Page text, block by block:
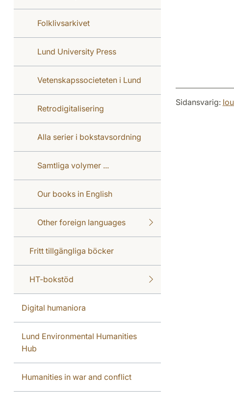
Folklivsarkivet
Lund University Press
Vetenskapssocieteten i Lund
Retrodigitalisering
Alla serier i bokstavsordning
Samtliga volymer ...
Our books in English
Other foreign languages
Fritt tillgängliga böcker
HT-bokstöd
Digital humaniora
Lund Environmental Humanities
Hub
Humanities in war and conflict
Sidansvarig: